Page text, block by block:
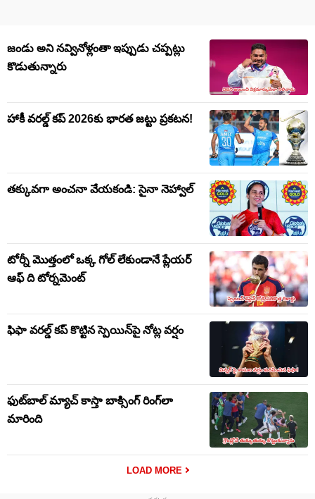
జండు అని నవ్వినోళ్లంతా ఇప్పుడు చప్పట్లు
కొడుతున్నారు
హాకీ వరల్డ్ కప్ 2026కు భారత జట్టు ప్రకటన!
తక్కువగా అంచనా వేయకండి: సైనా నెహ్వాల్
టోర్నీ మొత్తంలో ఒక్క గోల్ లేకుండానే ప్లేయర్
ఆఫ్ ది టోర్నమెంట్
ఫిఫా వరల్డ్ కప్ కొట్టిన స్పెయిన్‌పై నోట్ల వర్షం
ఫుట్‌బాల్ మ్యాచ్ కాస్తా బాక్సింగ్ రింగ్‌లా
మారింది
LOAD MORE